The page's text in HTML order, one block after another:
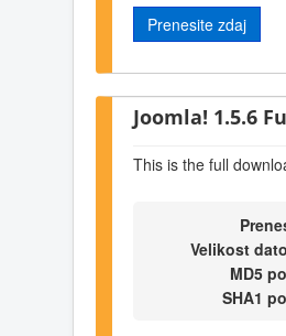
Prenesite zdaj
Joomla! 1.5.6
This is the full
Velikost
MD5
SHA1